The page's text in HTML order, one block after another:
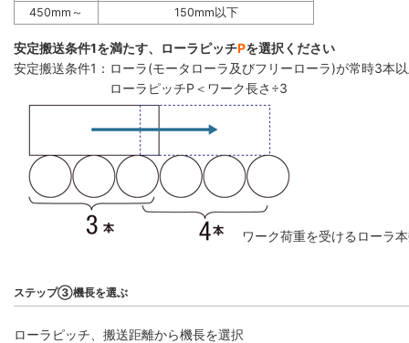
450mm～
150mm以下
安定搬送条件1を満たす、ローラピッチPを選択ください
安定搬送条件1：ローラ(モータローラ及びフリーローラ)が常時3本
ローラピッチP＜ワーク長さ÷3
ワーク荷重を受けるローラ
ステップ③機長を選ぶ
ローラピッチ、搬送距離から機長を選択